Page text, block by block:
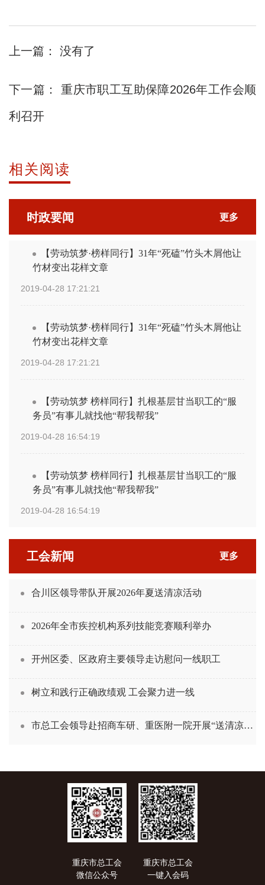
上一篇： 没有了
下一篇：重庆市职工互助保障2026年工作会顺
利召开
相关阅读
时政要闻 更多
【劳动筑梦·榜样同行】31年“死磕”竹头木屑他让
竹材变出花样文章
2019-04-28 17:21:21
【劳动筑梦·榜样同行】31年“死磕”竹头木屑他让
竹材变出花样文章
2019-04-28 17:21:21
【劳动筑梦 榜样同行】扎根基层甘当职工的“服
务员”有事儿就找他“帮我帮我”
2019-04-28 16:54:19
【劳动筑梦 榜样同行】扎根基层甘当职工的“服
务员”有事儿就找他“帮我帮我”
2019-04-28 16:54:19
工会新闻 更多
合川区领导带队开展2026年夏送清凉活动
2026年全市疾控机构系列技能竞赛顺利举办
开州区委、区政府主要领导走访慰问一线职工
树立和践行正确政绩观 工会聚力进一线
市总工会领导赴招商车研、重医附一院开展“送清凉”慰问活动
重庆市总工会
微信公众号
重庆市总工会
一键入会码